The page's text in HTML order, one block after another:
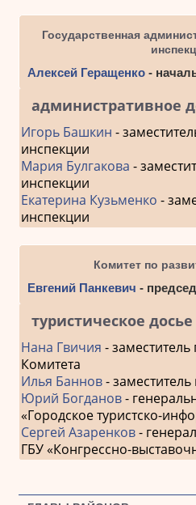
Государственная
Алексей Геращенко-
административное
Игорь Башкин -
инспекции
Мария Булгакова -
инспекции
Екатерина Кузьменко -
инспекции
Комитет по
Евгений Панкевич -
туристическое досье
Нана Гвичия - заместитель
Комитета
Илья Баннов- заместитель
Юрий Богданов-
«Городское туристско-
Сергей Азаренков-
ГБУ «Конгрессно-